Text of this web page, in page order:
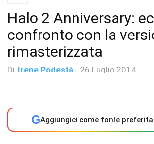
Halo 2 Anniversary:
confronto con la
rimasterizzata
Di Irene Podestà - 26 Luglio 2014
GAggiungici come fonte preferita